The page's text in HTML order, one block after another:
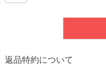
返品特約について